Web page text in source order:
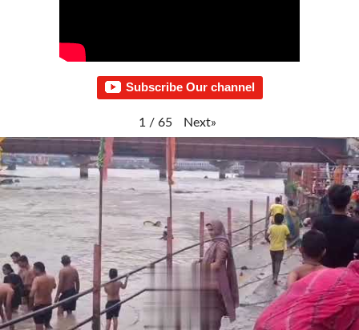
Subscribe Our channel
1 / 65 Next»